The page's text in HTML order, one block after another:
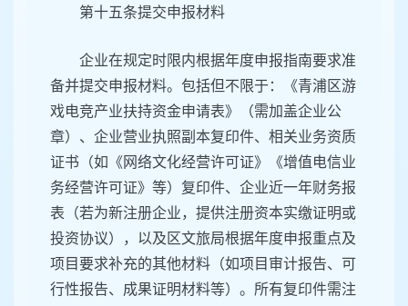
第十五条提交申报材料
企业在规定时限内根据年度申报指南要求准
备并提交申报材料。包括但不限于：《青浦区游
戏电竞产业扶持资金申请表》（需加盖企业公
章）、企业营业执照副本复印件、相关业务资质
证书（如《网络文化经营许可证》《增值电信业
务经营许可证》等）复印件、企业近一年财务报
表（若为新注册企业，提供注册资本实缴证明或
投资协议），以及区文旅局根据年度申报重点及
项目要求补充的其他材料（如项目审计报告、可
行性报告、成果证明材料等）。所有复印件需注